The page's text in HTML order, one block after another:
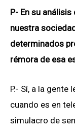
P- En su
nuestra
determinados
rémora de esa
P.- Sí, a la
cuando es en
simulacro de